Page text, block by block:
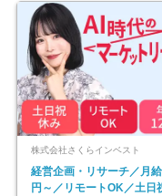
株式会社さくらインベスト
経営企画・リサーチ／月
円～／リモートOK／土日